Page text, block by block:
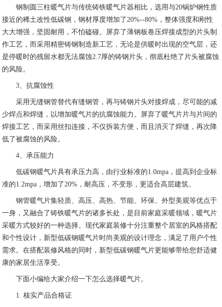
钢制圆三柱暖气片与传统铸铁暖气片器相比，选用与20锅炉钢性质
接近的稀土改性低碳钢，钢材厚度增加了20%--80%，整体强度和刚性
大大增强，坚固耐用，不怕磕碰。屏弃了薄钢板卷压焊接成型的片头制
作工艺，而采用精密铸钢制造新工艺，无论是供暖时出现的空气层，还
是停暖时的残留水都无法腐蚀2.7厚的铸钢片头，彻底杜绝了片头被腐蚀
的风险。
3、抗腐蚀性
采用无缝钢管替代有缝钢管，再与铸钢片头对接焊成，尽可能的减
少焊点和焊缝，以增加暖气片的抗腐蚀能力。屏弃了暖气片片与片间的
焊接工艺，而采用丝扣连接，不仅拆装方便，而且消灭了焊缝，再次降
低了被腐蚀的风险。
4、承压能力
低碳钢暖气片具有承压力高，由行业标准的1.0mpa，提高到企业标
准的1.2mpa，增加了20%，耐高压，不变形，更适合高层建筑。
钢管暖气片集轻质、高压、高热、节能、环保、外型美观等优点于
一身，又融合了铸铁暖气片的诸多长处，是目前家庭采暖领域，暖气片
采暖方式较好的一种选择。现代家庭装修十分注重整个居室的风格搭配
和个性设计，新型低碳钢暖气片时尚美观的设计理念，满足了用户个性
需求。在搭配装修风格的同时，新型低碳钢暖气片更能够带给您舒适健
康的家居生活享受。
下面小编给大家介绍一下怎么选择暖气片。
1. 核实产品合格证